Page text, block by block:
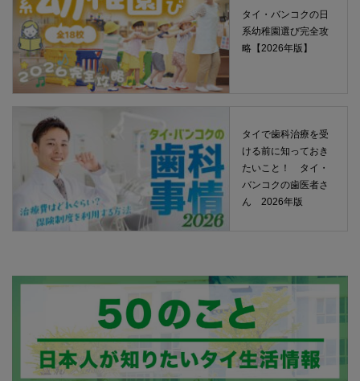
タイ・バンコクの日
系幼稚園選び完全攻
略【2026年版】
タイで歯科治療を受
ける前に知っておき
たいこと！ タイ・
バンコクの歯医者さ
ん 2026年版